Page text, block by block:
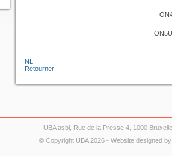
NL
Retourner
UBA asbl, Rue de la Presse 4, 1000
© Copyright UBA 2026 - Website designed by